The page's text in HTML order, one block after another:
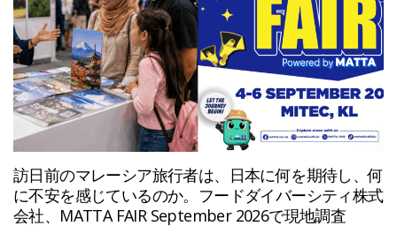
訪日前のマレーシア旅行者は、日本に何を期待し、何
に不安を感じているのか。フードダイバーシティ株式
会社、MATTA FAIR September 2026で現地調査